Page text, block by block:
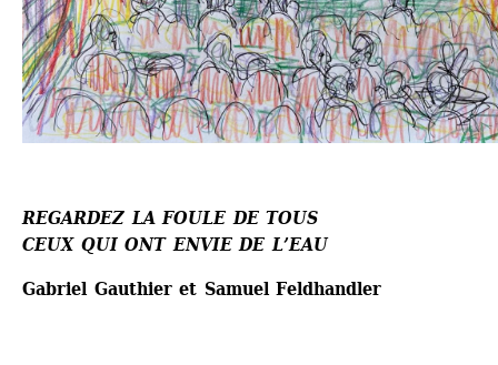
REGARDEZ LA FOULE DE TOUS
CEUX QUI ONT ENVIE DE L’EAU
Gabriel Gauthier et Samuel Feldhandler